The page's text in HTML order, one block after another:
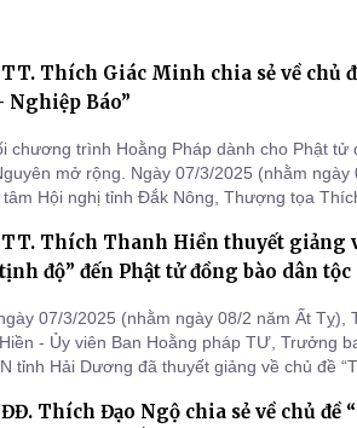
Thích Giác Minh chia sẻ về chủ
Nghiệp Báo”
chương trình Hoằng Pháp dành cho Phật tử
mở rộng. Ngày 07/3/2025 (nhằm ngày
Hội nghị tỉnh Đắk Nông, Thượng tọa
- Nghiệp Báo” đến Phật tử đồng bào dân
Thích Thanh Hiền thuyết giảng
độ” đến Phật tử đồng bào dân tộc
07/3/2025 (nhằm ngày 08/2 năm Ất Tỵ),
- Ủy viên Ban Hoằng pháp TƯ, Trưởng
tỉnh Hải Dương đã thuyết giảng về chủ đề
tại Trung tâm Hội nghị tỉnh Đắk Nông.
Thích Đạo Ngộ chia sẻ về chủ đề